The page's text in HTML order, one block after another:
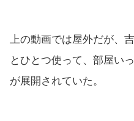
上の動画では屋外だが、
とひとつ使って、部屋い
が展開されていた。